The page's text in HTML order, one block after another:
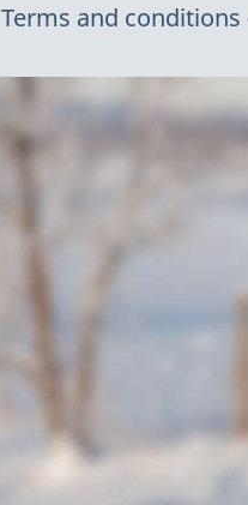
Terms and conditions